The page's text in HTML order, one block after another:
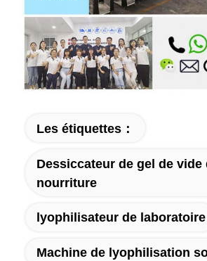
Les étiquettes：
Dessiccateur de gel de vide
nourriture
lyophilisateur de laboratoire
Machine de lyophilisation